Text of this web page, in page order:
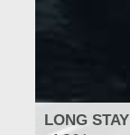
LONG STAY